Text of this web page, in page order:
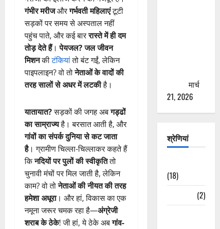
गंभीर मरीजऔरगर्भवती महिलाएंटूटी
सड़कों पर समय से अस्पताल नहीं
पहुंच पाते, और कई बाररास्ते में ही दम
तोड़ देते हैं।पेयजल?जल जीवन
मिशनकीटंकियांतो बंट गईं, लेकिन
पाइपलाइन? वो तोनेताओं के वादों की
तरह सालों से अधर में लटकीहै।
यातायात?सड़कों की जगह अबगड्ढों
का साम्राज्यहै। बरसात आती है, और
गांवों का संपर्क दुनिया से कट जाता
है। ग्रामीण चिल्ला-चिल्लाकर कहते हैं
किनदियों पर पुलों की स्वीकृतितो
चुनावी मंचों पर मिल जाती है, लेकिन
काम? वो तोनेताओं की नीयत की तरह
हमेशा अधूरा। और हां, विकास का एक
नमूना जरूर चमक रहा है—अंग्रेजी
शराब के ठेके! जी हां, ये ठेके अबगांव-
मार्च
21, 2026
श्रेणियां
(18)
(2)